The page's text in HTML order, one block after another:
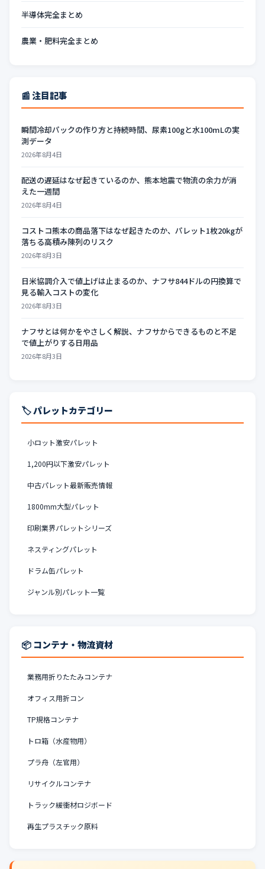
半導体完全まとめ
農業・肥料完全まとめ
📰 注目記事
瞬間冷却パックの作り方と持続時間、尿素100gと水100mLの実
測データ
2026年8月4日
配送の遅延はなぜ起きているのか、熊本地震で物流の余力が消
えた一週間
2026年8月4日
コストコ熊本の商品落下はなぜ起きたのか、パレット1枚20kgが
落ちる高積み陳列のリスク
2026年8月3日
日米協調介入で値上げは止まるのか、ナフサ844ドルの円換算で
見る輸入コストの変化
2026年8月3日
ナフサとは何かをやさしく解説、ナフサからできるものと不足
で値上がりする日用品
2026年8月3日
🏷️ パレットカテゴリー
小ロット激安パレット
1,200円以下激安パレット
中古パレット最新販売情報
1800mm大型パレット
印刷業界パレットシリーズ
ネスティングパレット
ドラム缶パレット
ジャンル別パレット一覧
📦 コンテナ・物流資材
業務用折りたたみコンテナ
オフィス用折コン
TP規格コンテナ
トロ箱（水産物用）
プラ舟（左官用）
リサイクルコンテナ
トラック緩衝材ロジボード
再生プラスチック原料